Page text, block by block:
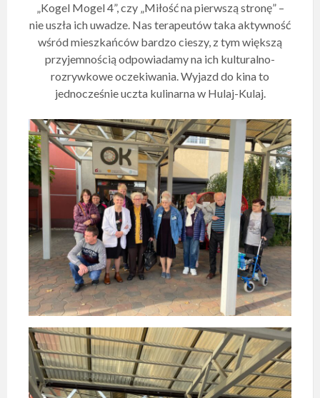
„Kogel Mogel 4”, czy „Miłość na pierwszą stronę” –
nie uszła ich uwadze. Nas terapeutów taka aktywność
wśród mieszkańców bardzo cieszy, z tym większą
przyjemnością odpowiadamy na ich kulturalno-
rozrywkowe oczekiwania. Wyjazd do kina to
jednocześnie uczta kulinarna w Hulaj-Kulaj.